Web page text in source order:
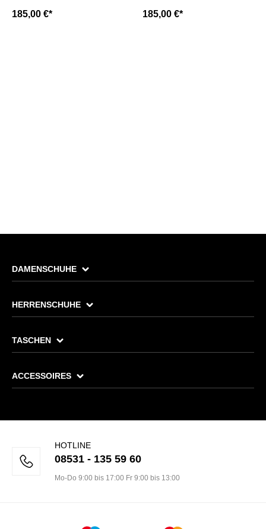
weiss
185,00 €*
sella/braun/leopard
185,00 €*
DAMENSCHUHE
HERRENSCHUHE
TASCHEN
ACCESSOIRES
HOTLINE
08531 - 135 59 60
Mo-Do 9:00 bis 17:00 Fr 9:00 bis 13:00